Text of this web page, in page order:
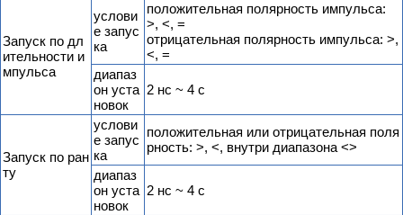
Запуск по дл
ительности и
мпульса
услови
е запус
ка
положительная полярность импульса:
>, <, =
отрицательная полярность импульса: >,
<, =
диапаз
он уста
новок
2 нс ~ 4 с
Запуск по ран
ту
услови
е запус
ка
положительная или отрицательная поля
рность: >, <, внутри диапазона <>
диапаз
он уста
новок
2 нс ~ 4 с